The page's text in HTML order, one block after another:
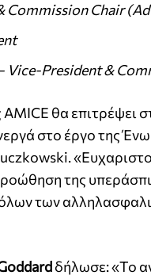
Commission Chair
Vice-President &
θα επιτρέψει
στο έργο της
της
των
δήλωσε: «Το